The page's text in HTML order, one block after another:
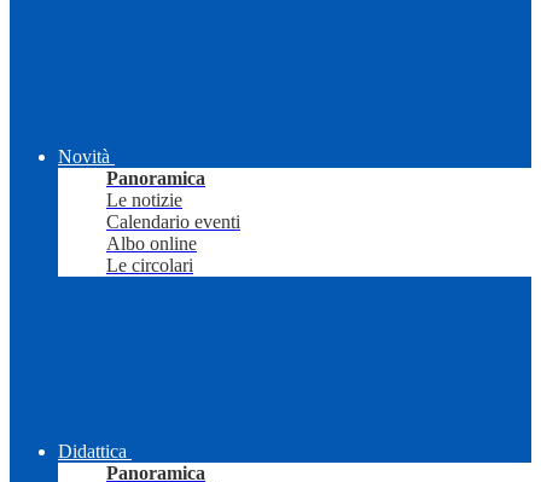
Novità
Panoramica
Le notizie
Calendario eventi
Albo online
Le circolari
Didattica
Panoramica